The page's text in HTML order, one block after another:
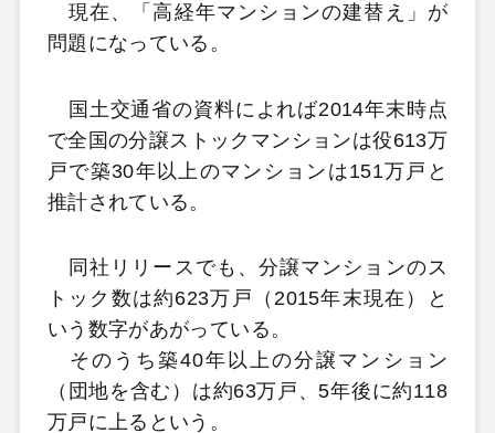
現在、「高経年マンションの建替え」が
問題になっている。
国土交通省の資料によれば2014年末時点
で全国の分譲ストックマンションは役613万
戸で築30年以上のマンションは151万戸と
推計されている。
同社リリースでも、分譲マンションのス
トック数は約623万戸（2015年末現在）と
いう数字があがっている。
そのうち築40年以上の分譲マンション
（団地を含む）は約63万戸、5年後に約118
万戸に上るという。